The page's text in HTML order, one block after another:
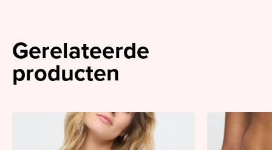
Gerelateerde
producten